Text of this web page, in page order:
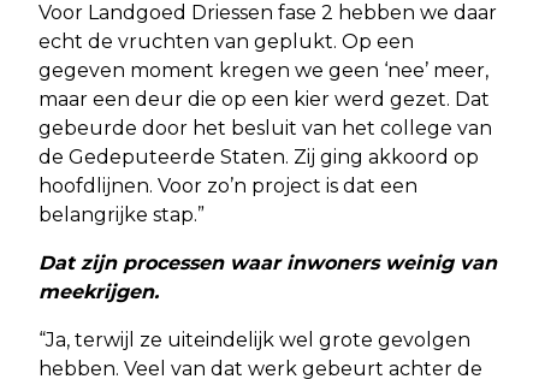
Voor Landgoed Driessen fase 2 hebben we daar
echt de vruchten van geplukt. Op een
gegeven moment kregen we geen ‘nee’ meer,
maar een deur die op een kier werd gezet. Dat
gebeurde door het besluit van het college van
de Gedeputeerde Staten. Zij ging akkoord op
hoofdlijnen. Voor zo’n project is dat een
belangrijke stap.”
Dat zijn processen waar inwoners weinig van
meekrijgen.
“Ja, terwijl ze uiteindelijk wel grote gevolgen
hebben. Veel van dat werk gebeurt achter de